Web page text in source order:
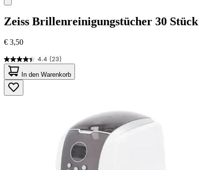
Zeiss Brillenreinigungstücher 30 Stück
€ 3,50
4.4 (23)
4.4
von
5
Sternen.
23
In den Warenkorb